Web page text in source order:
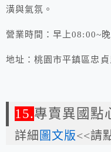
潢與氣氛。
營業時間：早上08:00~
地址：桃園市平鎮區忠
15.專賣異國點
詳細 圖文版<<請